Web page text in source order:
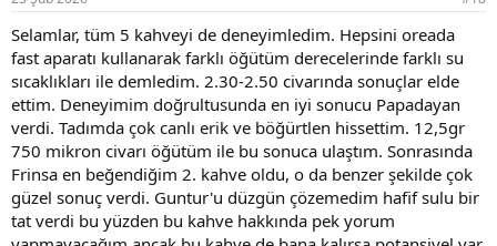
:
Selamlar, tüm 5 kahveyi de deneyimledim. Hepsini oreada
fast aparatı kullanarak farklı öğütüm derecelerinde farklı su
sıcaklıkları ile demledim. 2.30-2.50 civarında sonuçlar elde
ettim. Deneyimim doğrultusunda en iyi sonucu Papadayan
verdi. Tadımda çok canlı erik ve böğürtlen hissettim. 12,5gr
750 mikron civarı öğütüm ile bu sonuca ulaştım. Sonrasında
Frinsa en beğendiğim 2. kahve oldu, o da benzer şekilde çok
güzel sonuç verdi. Guntur'u düzgün çözemedim hafif sulu bir
tat verdi bu yüzden bu kahve hakkında pek yorum